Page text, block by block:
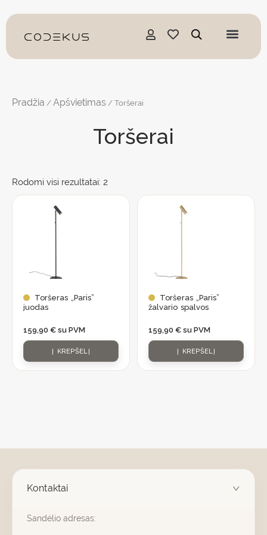
prie
turinio
Pradžia /Apšvietimas / Toršerai
Toršerai
Rodomi visi rezultatai: 2
Toršeras „Paris”
juodas
159,90 € su PVM
Į KREPŠELĮ
Toršeras „Paris”
žalvario spalvos
159,90 € su PVM
Į KREPŠELĮ
Kontaktai
Sandėlio adresas: